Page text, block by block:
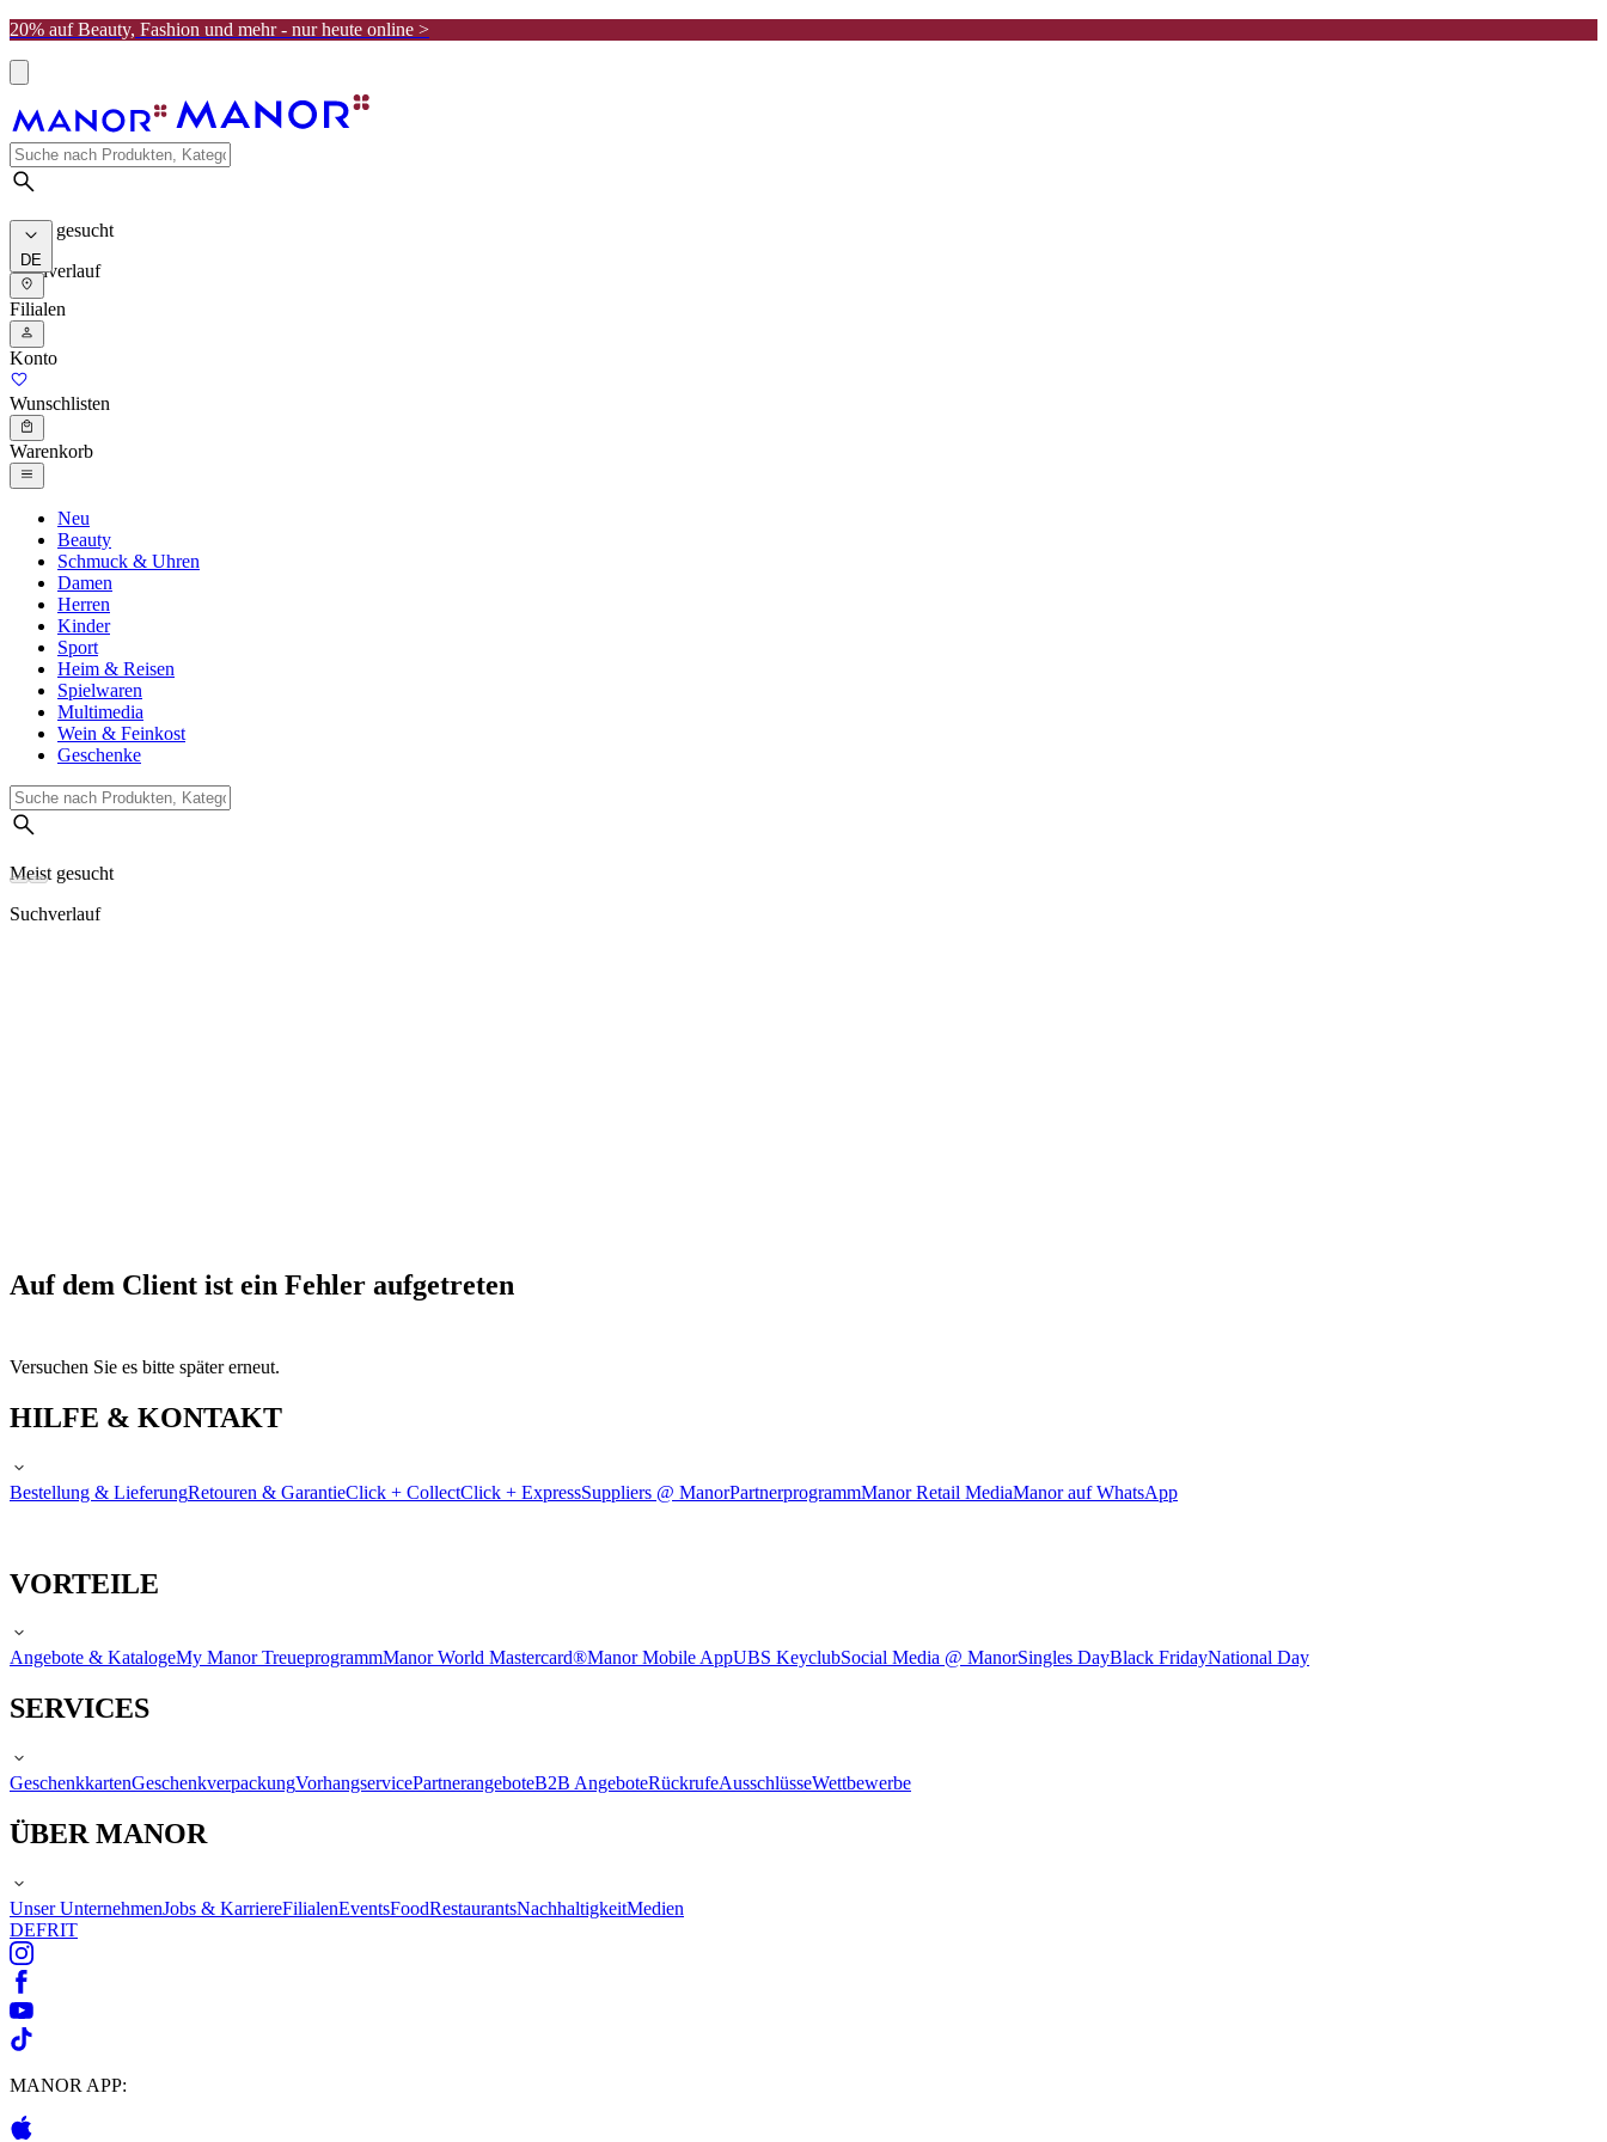
20% auf Beauty, Fashion und mehr - nur heute online >
Meist gesucht
Suchverlauf
DE
Filialen
Konto
Wunschlisten
Warenkorb
Neu
Beauty
Schmuck & Uhren
Damen
Herren
Kinder
Sport
Heim & Reisen
Spielwaren
Multimedia
Wein & Feinkost
Geschenke
Meist gesucht
Suchverlauf
Auf dem Client ist ein Fehler aufgetreten
Versuchen Sie es bitte später erneut.
HILFE & KONTAKT
Bestellung & LieferungRetouren & GarantieClick + CollectClick + ExpressSuppliers @ ManorPartnerprogrammManor Retail MediaManor auf WhatsApp
VORTEILE
Angebote & KatalogeMy Manor TreueprogrammManor World Mastercard®Manor Mobile AppUBS KeyclubSocial Media @ ManorSingles DayBlack FridayNational Day
SERVICES
GeschenkkartenGeschenkverpackungVorhangservicePartnerangeboteB2B AngeboteRückrufeAusschlüsseWettbewerbe
ÜBER MANOR
Unser UnternehmenJobs & KarriereFilialenEventsFoodRestaurantsNachhaltigkeitMedien
DEFRIT
MANOR APP: